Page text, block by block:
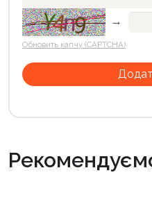
→
Обновить капчу (CAPTCHA)